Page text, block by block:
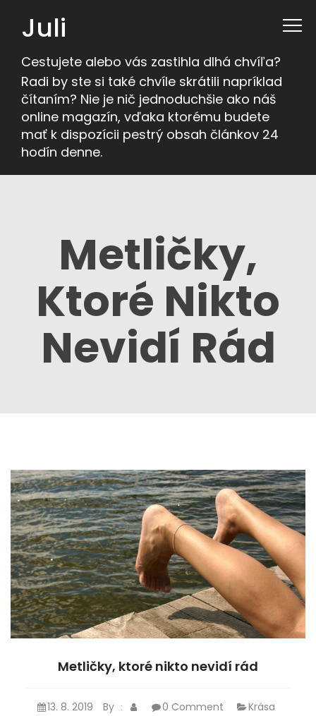
Juli
Cestujete alebo vás zastihla dlhá chvíľa?
Radi by ste si také chvíle skrátili napríklad
čítaním? Nie je nič jednoduchšie ako náš
online magazín, vďaka ktorému budete
mať k dispozícii pestrý obsah článkov 24
hodín denne.
Metličky,
Ktoré Nikto
Nevidí Rád
Metličky, ktoré nikto nevidí rád
13. 8. 2019 By : 0 Comment Krása